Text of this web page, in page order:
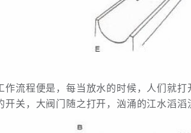
流程便是，每当放水的时候，人们就打
关，大阀门随之打开，汹涌的江水滔滔